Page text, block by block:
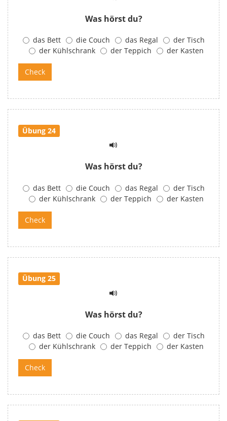
Was hörst du?
das Bett die Couch das Regal
der Tisch
der Kühlschrank
der Teppich der Kasten
Übung 24
Was hörst du?
das Bett die Couch das Regal
der Tisch
der Kühlschrank
der Teppich der Kasten
Übung 25
Was hörst du?
das Bett die Couch das Regal
der Tisch
der Kühlschrank
der Teppich der Kasten